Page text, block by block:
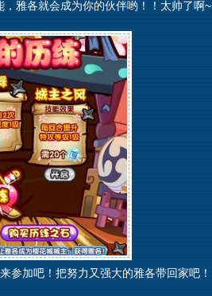
雅各就会成为你的伙伴哟！！太帅了啊~
加吧！把努力又强大的雅各带回家吧！